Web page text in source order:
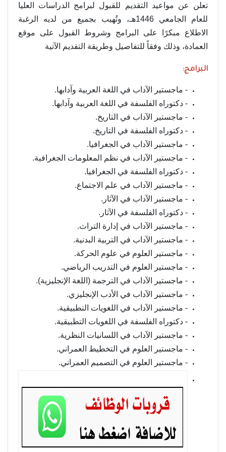
تعلن عن مواعيد التقديم للقبول لبرامج الدراسات العليا
للعام الجامعي 1446هـ، وتُهيب بجميع من لديه الرغبة
الاطلاع مبكرًا على البرامج وشروط القبول على موقع
العمادة، وذلك وفقاً للتفاصيل وطريقة التقديم الآتية
البرامج:
- ماجستير الآداب في اللغة العربية وآدابها.
- دكتوراه الفلسفة في اللغة العربية وآدابها.
- ماجستير الآداب في التاريخ.
- دكتوراه الفلسفة في التاريخ.
- ماجستير الآداب في الجغرافيا.
- ماجستير الآداب في نظم المعلومات الجغرافية.
- دكتوراه الفلسفة في الجغرافيا.
- ماجستير الآداب في علم الاجتماع.
- ماجستير الآداب في الآثار.
- دكتوراه الفلسفة في الآثار.
- ماجستير الآداب في إدارة التراث.
- ماجستير الآداب في التربية البدنية.
- ماجستير العلوم في علوم الحركة.
- ماجستير العلوم في التدريب الرياضي.
- ماجستير الآداب في الترجمة (اللغة الإنجليزية).
- ماجستير الآداب في الأدب الإنجليزي.
- ماجستير الآداب في اللغويات التطبيقية.
- دكتوراه الفلسفة في اللغويات التطبيقية.
- ماجستير الآداب في اللسانيات النظرية.
- ماجستير العلوم في التخطيط العمراني.
- ماجستير العلوم في التصميم العمراني.